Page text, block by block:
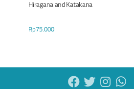
Hiragana and Katakana
Rp75.000